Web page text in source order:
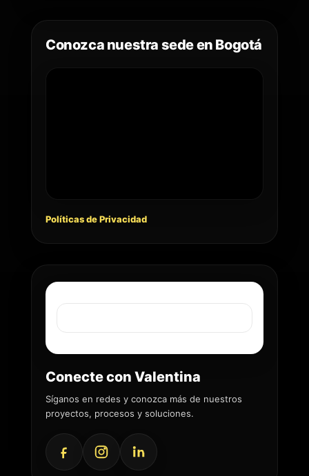
Conozca nuestra sede en Bogotá
Políticas de Privacidad
Conecte con Valentina
Síganos en redes y conozca más de nuestros
proyectos, procesos y soluciones.